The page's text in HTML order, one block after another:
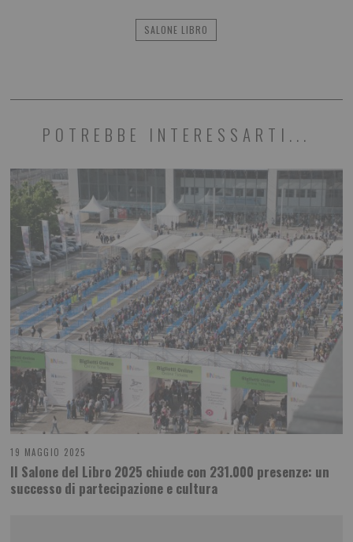
SALONE LIBRO
POTREBBE INTERESSARTI...
19 MAGGIO 2025
Il Salone del Libro 2025 chiude con 231.000 presenze: un
successo di partecipazione e cultura